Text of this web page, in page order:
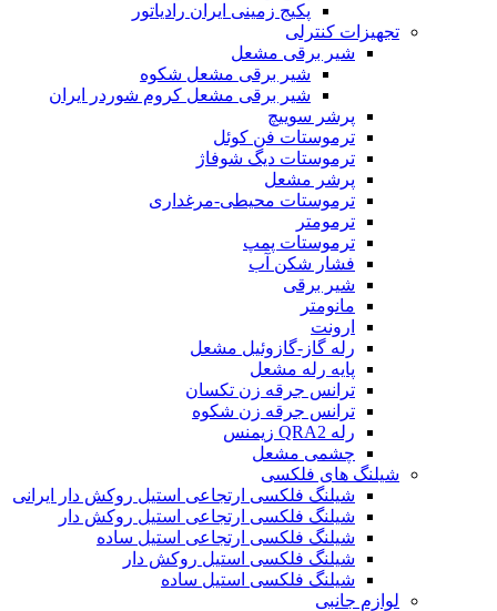
پکیج زمینی ایران رادیاتور
تجهیزات کنترلی
شیر برقی مشعل
شیر برقی مشعل شکوه
شیر برقی مشعل کروم شوردر ایران
پرشر سوییچ
ترموستات فن کوئل
ترموستات دیگ شوفاژ
پرشر مشعل
ترموستات محیطی-مرغداری
ترمومتر
ترموستات پمپ
فشار شکن آب
شیر برقی
مانومتر
ارونت
رله گاز-گازوئیل مشعل
پایه رله مشعل
ترانس جرقه زن تکسان
ترانس جرقه زن شکوه
رله QRA2 زیمنس
چشمی مشعل
شیلنگ های فلکسی
شیلنگ فلکسی ارتجاعی استیل روکش دار ایرانی
شیلنگ فلکسی ارتجاعی استیل روکش دار
شیلنگ فلکسی ارتجاعی استیل ساده
شیلنگ فلکسی استیل روکش دار
شیلنگ فلکسی استیل ساده
لوازم جانبی